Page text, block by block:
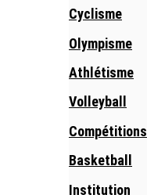
Cyclisme
Olympisme
Athlétisme
Volleyball
Compétitions
Basketball
Institution